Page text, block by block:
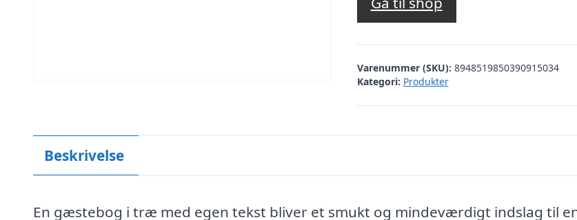
Varenummer (SKU): 8948519850390915034
Kategori: Produkter
Beskrivelse
En gæstebog i træ med egen tekst bliver et smukt og mindeværdigt indslag til